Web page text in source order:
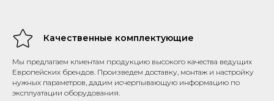
Качественные комплектующие
Мы предлагаем клиентам продукцию высокого качества ведущих
Европейских брендов. Произведем доставку, монтаж и настройку
нужных параметров, дадим исчерпывающую информацию по
эксплуатации оборудования.